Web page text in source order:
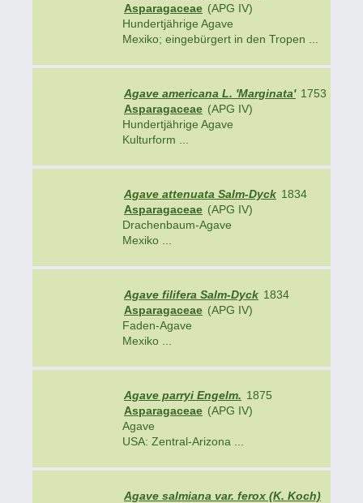
Asparagaceae (APG IV)
Hundertjährige Agave
Mexiko; eingebürgert in den Tropen ...
Agave americana L. 'Marginata' 1753
Asparagaceae (APG IV)
Hundertjährige Agave
Kulturform ...
Agave attenuata Salm-Dyck 1834
Asparagaceae (APG IV)
Drachenbaum-Agave
Mexiko ...
Agave filifera Salm-Dyck 1834
Asparagaceae (APG IV)
Faden-Agave
Mexiko ...
Agave parryi Engelm. 1875
Asparagaceae (APG IV)
Agave
USA: Zentral-Arizona ...
Agave salmiana var. ferox (K. Koch)